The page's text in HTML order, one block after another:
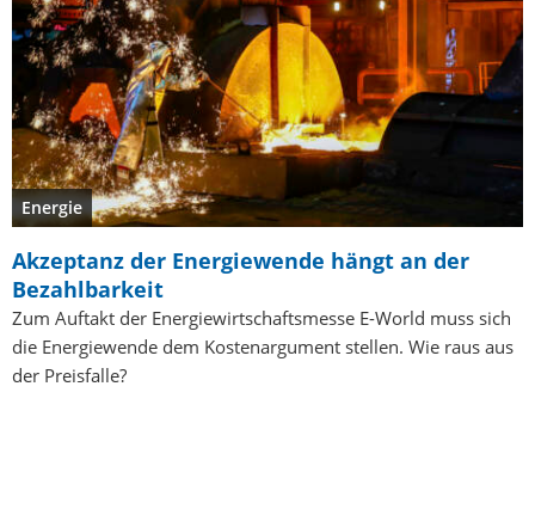
Energie
Akzeptanz der Energiewende hängt an der
Bezahlbarkeit
Zum Auftakt der Energiewirtschaftsmesse E-World muss sich
die Energiewende dem Kostenargument stellen. Wie raus aus
der Preisfalle?